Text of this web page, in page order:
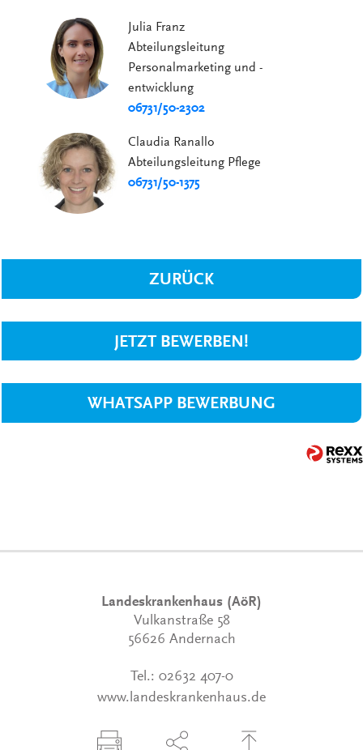
Julia Franz
Abteilungsleitung
Personalmarketing und -
entwicklung
06731/50-2302
Claudia Ranallo
Abteilungsleitung Pflege
06731/50-1375
ZURÜCK
JETZT BEWERBEN!
WHATSAPP BEWERBUNG
Landeskrankenhaus (AöR)
Vulkanstraße 58
56626 Andernach
Tel.: 02632 407-0
www.landeskrankenhaus.de